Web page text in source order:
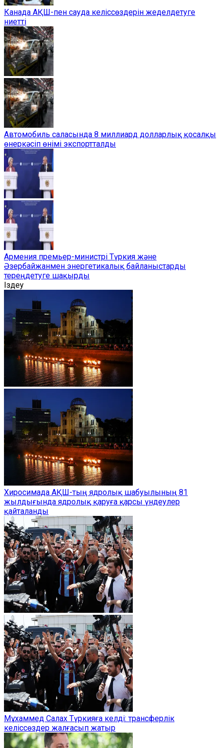
Канада АҚШ-пен сауда келіссөздерін жеделдетуге
ниетті
Автомобиль саласында 8 миллиард долларлық қосалқы
өнеркәсіп өнімі экспортталды
Армения премьер-министрі Түркия және
Әзербайжанмен энергетикалық байланыстарды
тереңдетуге шақырды
Іздеу
Хиросимада АҚШ-тың ядролық шабуылының 81
жылдығында ядролық қаруға қарсы үндеулер
қайталанды
Мұхаммед Салах Түркияға келді: трансферлік
келіссөздер жалғасып жатыр